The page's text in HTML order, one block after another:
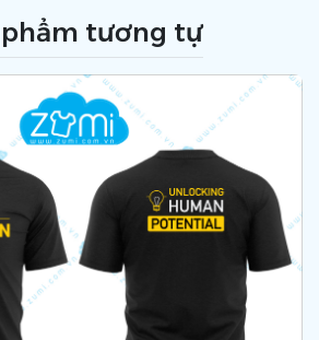
phẩm tương tự